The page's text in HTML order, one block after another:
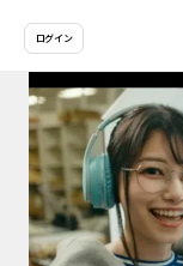
ログイン